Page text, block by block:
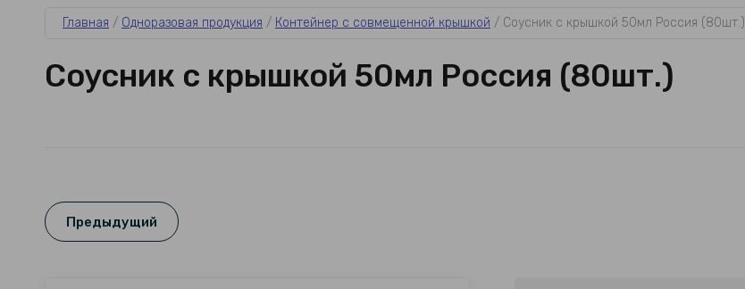
Главная / Одноразовая продукция / Контейнер с совмещенной крышкой / Соусник с крышкой 50мл Россия (80шт.)
Соусник с крышкой 50мл Россия (80шт.)
Предыдущий